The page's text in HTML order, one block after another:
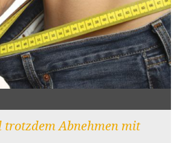
trotzdem Abnehmen mit